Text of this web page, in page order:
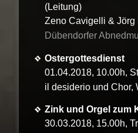
(Leitung)
Zeno Cavigelli & Jörg
Dübendorfer
Ostergottesdienst
01.04.2018, 10.00h,
il desiderio und Chor,
Zink und Orgel zum
30.03.2018, 15.00h,